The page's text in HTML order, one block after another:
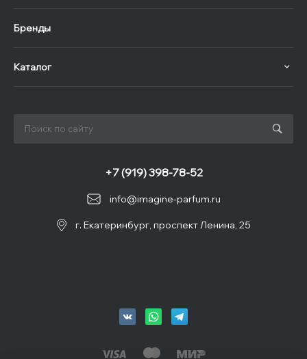
Бренды
Каталог
info@imagine-parfum.ru
+7 (919) 398-78-52
г. Екатеринбург, проспект Ленина, 25